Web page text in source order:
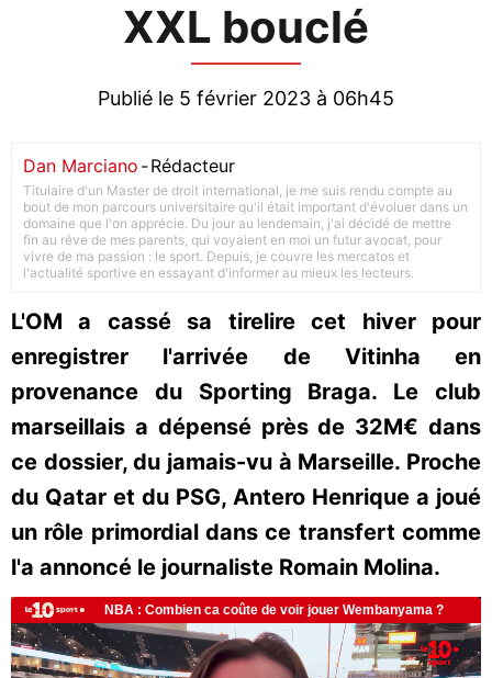
XXL bouclé
Publié le 5 février 2023 à 06h45
Dan Marciano -Rédacteur
Titulaire d'un Master de droit international, je me suis rendu compte au
bout de mon parcours universitaire qu'il était important d'évoluer dans un
domaine que l'on apprécie. Du jour au lendemain, j'ai décidé de mettre
fin au rêve de mes parents, qui voyaient en moi un futur avocat, pour
vivre de ma passion : le sport. Depuis, je couvre les mercatos et
l'actualité sportive en essayant d'informer au mieux les lecteurs.
L'OM a cassé sa tirelire cet hiver pour
enregistrer l'arrivée de Vitinha en
provenance du Sporting Braga. Le club
marseillais a dépensé près de 32M€ dans
ce dossier, du jamais-vu à Marseille. Proche
du Qatar et du PSG, Antero Henrique a joué
un rôle primordial dans ce transfert comme
l'a annoncé le journaliste Romain Molina.